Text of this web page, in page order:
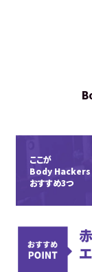
ここが
Body Hackers
おすすめ3つ